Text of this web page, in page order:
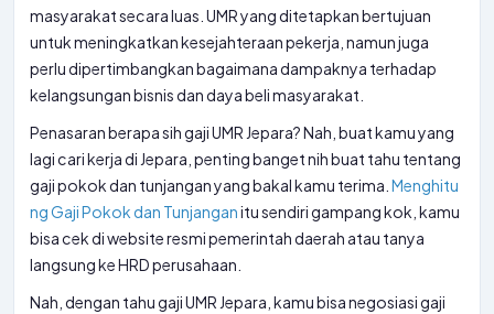
masyarakat secara luas. UMR yang ditetapkan bertujuan
untuk meningkatkan kesejahteraan pekerja, namun juga
perlu dipertimbangkan bagaimana dampaknya terhadap
kelangsungan bisnis dan daya beli masyarakat.
Penasaran berapa sih gaji UMR Jepara? Nah, buat kamu yang
lagi cari kerja di Jepara, penting banget nih buat tahu tentang
gaji pokok dan tunjangan yang bakal kamu terima. Menghitu
ng Gaji Pokok dan Tunjanganitu sendiri gampang kok, kamu
bisa cek di website resmi pemerintah daerah atau tanya
langsung ke HRD perusahaan.
Nah, dengan tahu gaji UMR Jepara, kamu bisa negosiasi gaji